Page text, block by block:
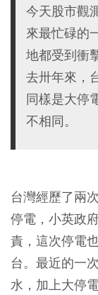
今天股市觀
來最忙碌的
地都受到衝
去卅年來，
同樣是大停
不相同。
台灣經歷了兩
停電，小英政
責，這次停電
台。最近的一
水，加上大停